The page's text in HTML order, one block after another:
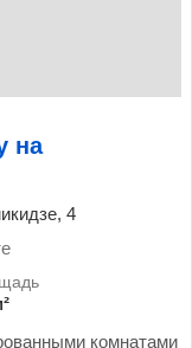
на
4
комнатами